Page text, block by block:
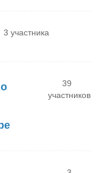
3 участника
39
участников